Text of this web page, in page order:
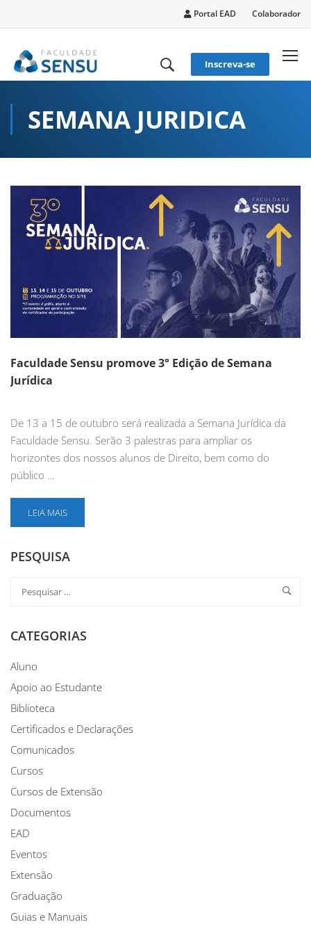
Portal EAD Colaborador
Inscreva-se
SEMANA JURIDICA
Faculdade Sensu promove 3° Edição de Semana
Jurídica
De 13 a 15 de outubro será realizada a Semana Jurídica da
Faculdade Sensu. Serão 3 palestras para ampliar os
horizontes dos nossos alunos de Direito, bem como do
público …
LEIA MAIS
PESQUISA
CATEGORIAS
Aluno
Apoio ao Estudante
Biblioteca
Certificados e Declarações
Comunicados
Cursos
Cursos de Extensão
Documentos
EAD
Eventos
Extensão
Graduação
Guias e Manuais